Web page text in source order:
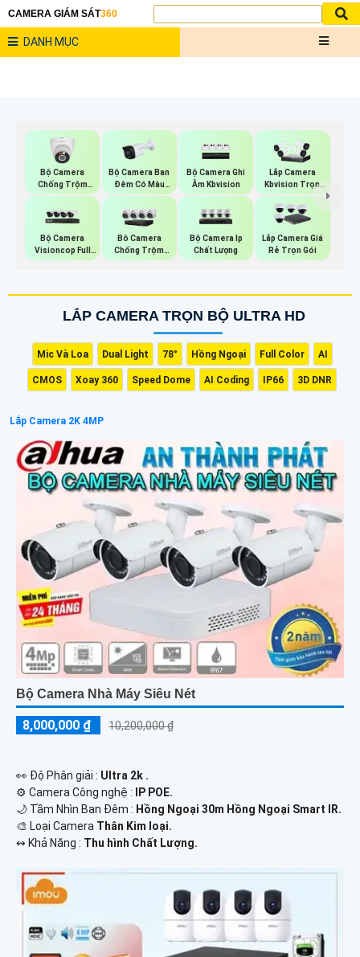
CAMERA GIÁM SÁT360
DANH MỤC
Bộ Camera
Chống Trộm
Kbvision
Bộ Camera Ban
Đêm Có Màu
Kbvision
Bộ Camera Ghi
Âm Kbvision
Lắp Camera
Kbvision Trọn
Gói
Bộ Camera
Visioncop Full
Color
Bô Camera
Chống Trộm
Hikvision
Bộ Camera Ip
Chất Lượng
Lắp Camera Giá
Rẻ Trọn Gói
LẮP CAMERA TRỌN BỘ ULTRA HD
Mic Và Loa Dual Light 78° Hồng Ngoại Full Color AI
CMOS Xoay 360 Speed Dome AI Coding IP66 3D DNR
Lắp Camera 2K 4MP
Bộ Camera Nhà Máy Siêu Nét
8,000,000 ₫ 10,200,000 ₫
️👀 Độ Phân giải : Ultra 2k .
⚙ Camera Công nghệ :
IP POE.
🌙 Tầm Nhìn Ban Đêm : Hồng Ngoại 30m Hồng Ngoại Smart IR.
🎨 Loại Camera Thân Kim loại.
️↭ Khả Năng : Thu hình Chất Lượng.